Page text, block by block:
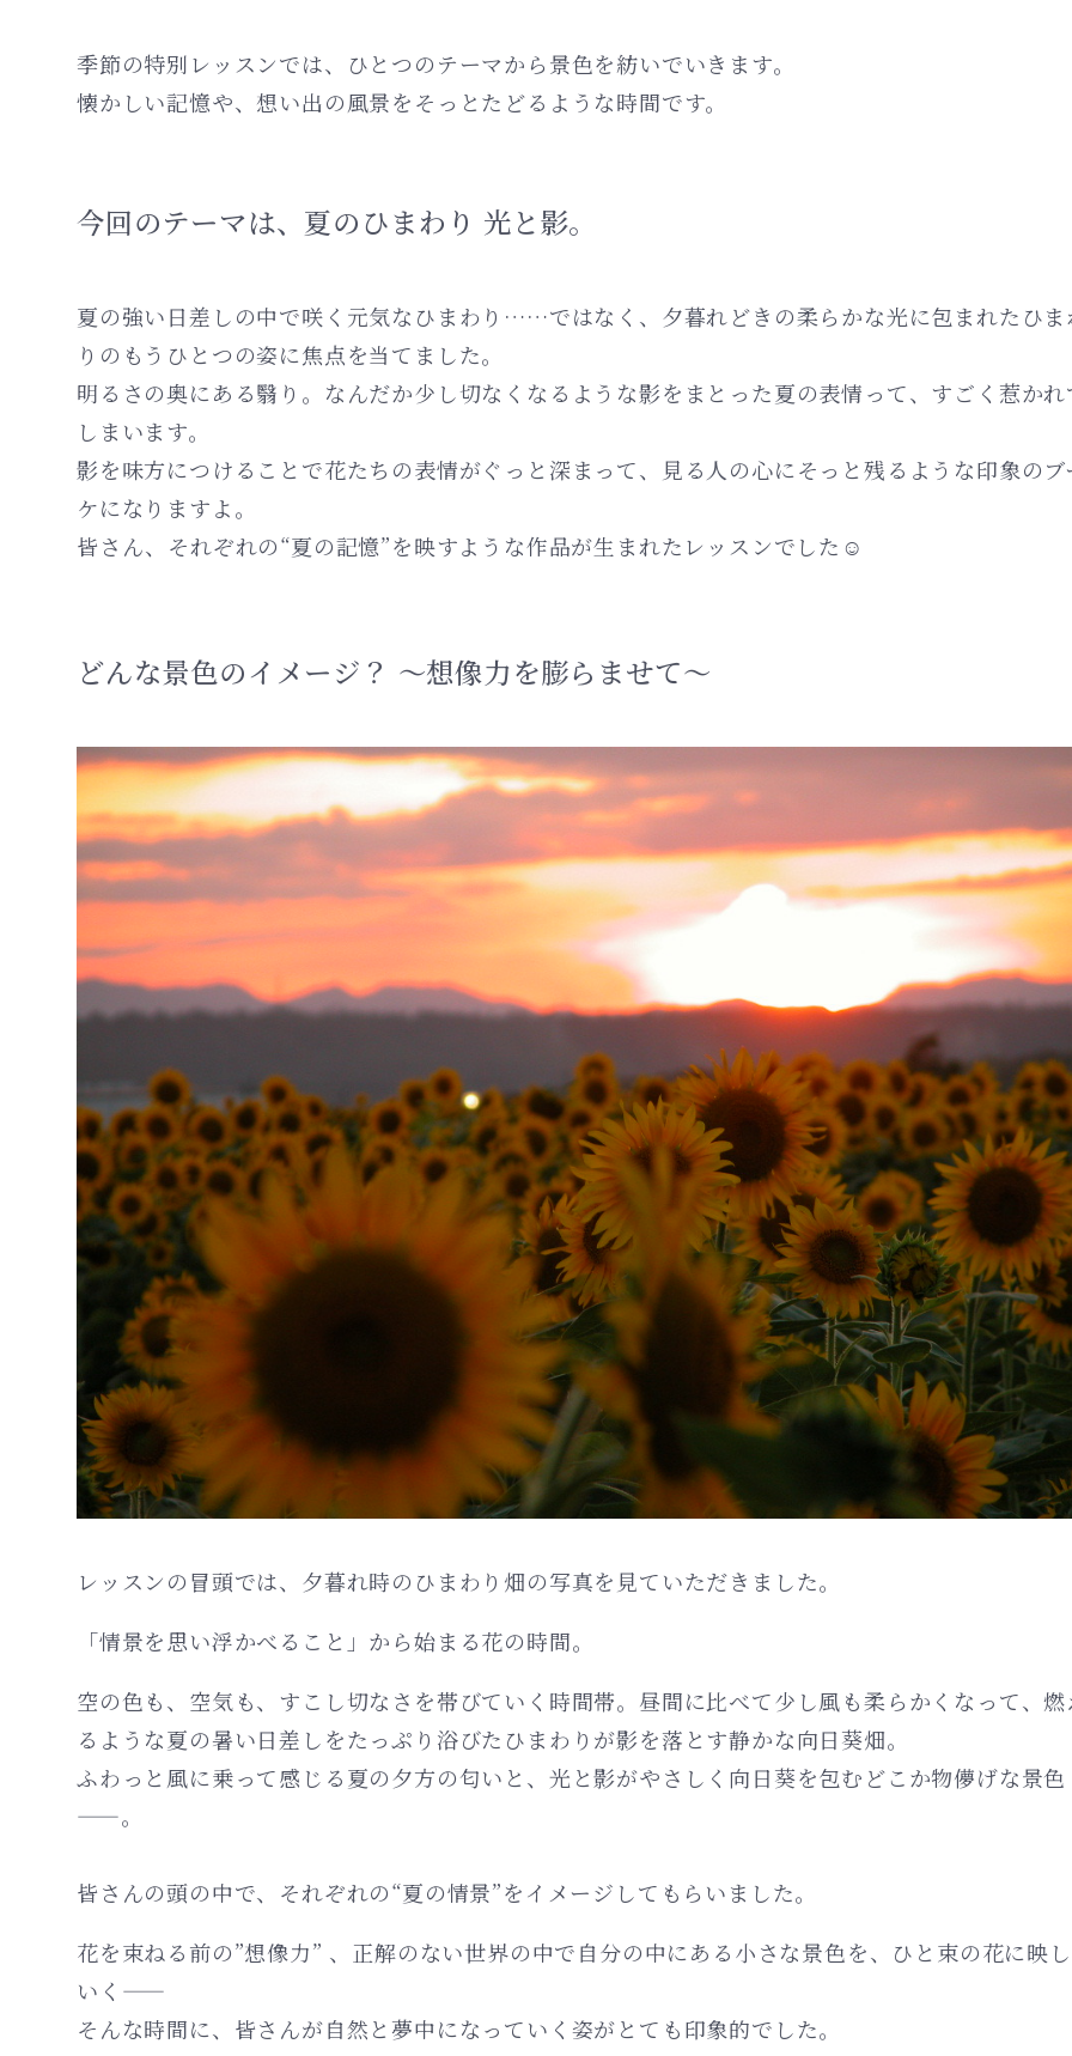
季節の特別レッスンでは、ひとつのテーマから景色を紡いでいきます。
懐かしい記憶や、想い出の風景をそっとたどるような時間です。
今回のテーマは、夏のひまわり 光と影。
夏の強い日差しの中で咲く元気なひまわり……ではなく、夕暮れどきの柔らかな光に包まれたひま
りのもうひとつの姿に焦点を当てました。
明るさの奥にある翳り。なんだか少し切なくなるような影をまとった夏の表情って、すごく惹かれ
しまいます。
影を味方につけることで花たちの表情がぐっと深まって、見る人の心にそっと残るような印象のブ
ケになりますよ。
皆さん、それぞれの“夏の記憶”を映すような作品が生まれたレッスンでした☺︎
どんな景色のイメージ？ 〜想像力を膨らませて〜
レッスンの冒頭では、夕暮れ時のひまわり畑の写真を見ていただきました。
「情景を思い浮かべること」から始まる花の時間。
空の色も、空気も、すこし切なさを帯びていく時間帯。昼間に比べて少し風も柔らかくなって、燃
るような夏の暑い日差しをたっぷり浴びたひまわりが影を落とす静かな向日葵畑。
ふわっと風に乗って感じる夏の夕方の匂いと、光と影がやさしく向日葵を包むどこか物儚げな景色
——。
皆さんの頭の中で、それぞれの“夏の情景”をイメージしてもらいました。
花を束ねる前の”想像力” 、正解のない世界の中で自分の中にある小さな景色を、ひと束の花に映
いく——
そんな時間に、皆さんが自然と夢中になっていく姿がとても印象的でした。